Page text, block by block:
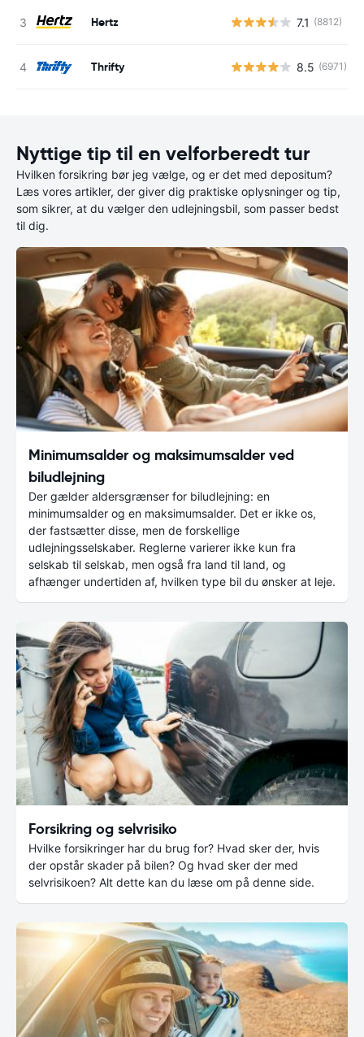
Hertz 7.1 (8812)
Thrifty 8.5 (6971)
Nyttige tip til en velforberedt tur
Hvilken forsikring bør jeg vælge, og er det med depositum?
Læs vores artikler, der giver dig praktiske oplysninger og tip,
som sikrer, at du vælger den udlejningsbil, som passer bedst
til dig.
Minimumsalder og maksimumsalder ved
biludlejning
Der gælder aldersgrænser for biludlejning: en
minimumsalder og en maksimumsalder. Det er ikke os,
der fastsætter disse, men de forskellige
udlejningsselskaber. Reglerne varierer ikke kun fra
selskab til selskab, men også fra land til land, og
afhænger undertiden af, hvilken type bil du ønsker at leje.
Forsikring og selvrisiko
Hvilke forsikringer har du brug for? Hvad sker der, hvis
der opstår skader på bilen? Og hvad sker der med
selvrisikoen? Alt dette kan du læse om på denne side.